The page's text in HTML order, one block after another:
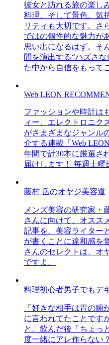
彼女と訪れる旅の楽
料理、そして景色。気
リティも大切です。さ
ではの個性的な魅力が
思い出になるはず。そ
間を演出する“ハズさ
た中から自信をもって
Web LEON
ファッションや時計は
ィー、エレクトロニク
がさまざまなジャンル
介する連載「Web
年間で計30本に厳選さ
届けします！ 毎週土曜
藤村 岳のオヤジ美容道
メンズ美容の研究家・
さんに向けて、オスス
記事を、美容ライター
が書くことに違和感を
さんのセレクトは、オ
ですよ。
料理初心者男子でもデ
「好きな相手は胃の腑
に言われてたことです
と。飲んだ後「ちょっ
度一緒にアレ作らない